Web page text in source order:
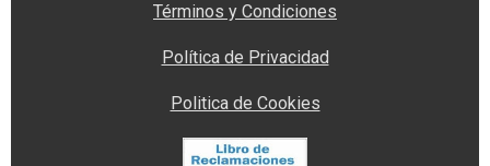
Términos y Condiciones
Política de Privacidad
Politica de Cookies